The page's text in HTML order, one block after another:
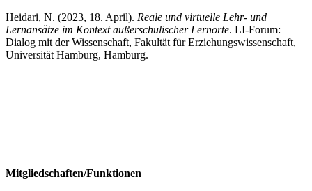
Heidari, N. (2023, 18. April). Reale und virtuelle Lehr- und
Lernansätze im Kontext außerschulischer Lernorte. LI-Forum:
Dialog mit der Wissenschaft, Fakultät für Erziehungswissenschaft,
Universität Hamburg, Hamburg.
Mitgliedschaften/Funktionen